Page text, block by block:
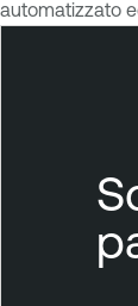
automatizzato